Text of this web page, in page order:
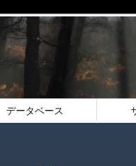
データベース